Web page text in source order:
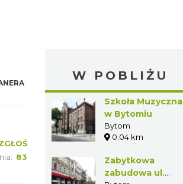
83
W POBLIŻU
Szkoła Muzyczna
w Bytomiu
Bytom
0.04 km
Zabytkowa
zabudowa ul.